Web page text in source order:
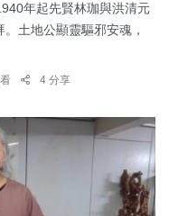
年起先賢林珈與洪清元
土地公顯靈驅邪安魂，
4 分享